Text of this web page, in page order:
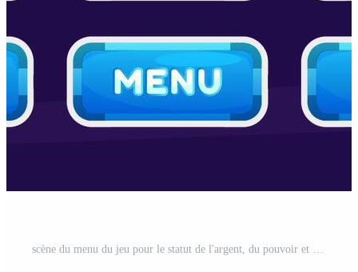
scène du menu du jeu pour le statut de l'argent, du pouvoir et des objets de collection. Vecteur Gratuit